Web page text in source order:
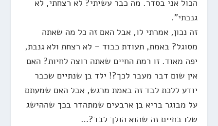
הכול אני בסדר. מה כבר עשיתי? לא רצחתי, לא
גנבתי".
זה נכון, אמרתי לו, אבל האם זה כל מה שאתה
מסוגל? באמת, תעודת כבוד – לא רצחת ולא גנבת,
יפה מאוד. זו רמת החיים שאתה רוצה לחיות? האם
אין שום דבר מעבר לכך?! ילד בן שנתיים שכבר
יודע ללכת לבד זה באמת מרגש, אבל האם שמעתם
על מבוגר בריא בן ארבעים שמתהדר בכך שההישג
שלו בחיים זה שהוא הולך לבד?…